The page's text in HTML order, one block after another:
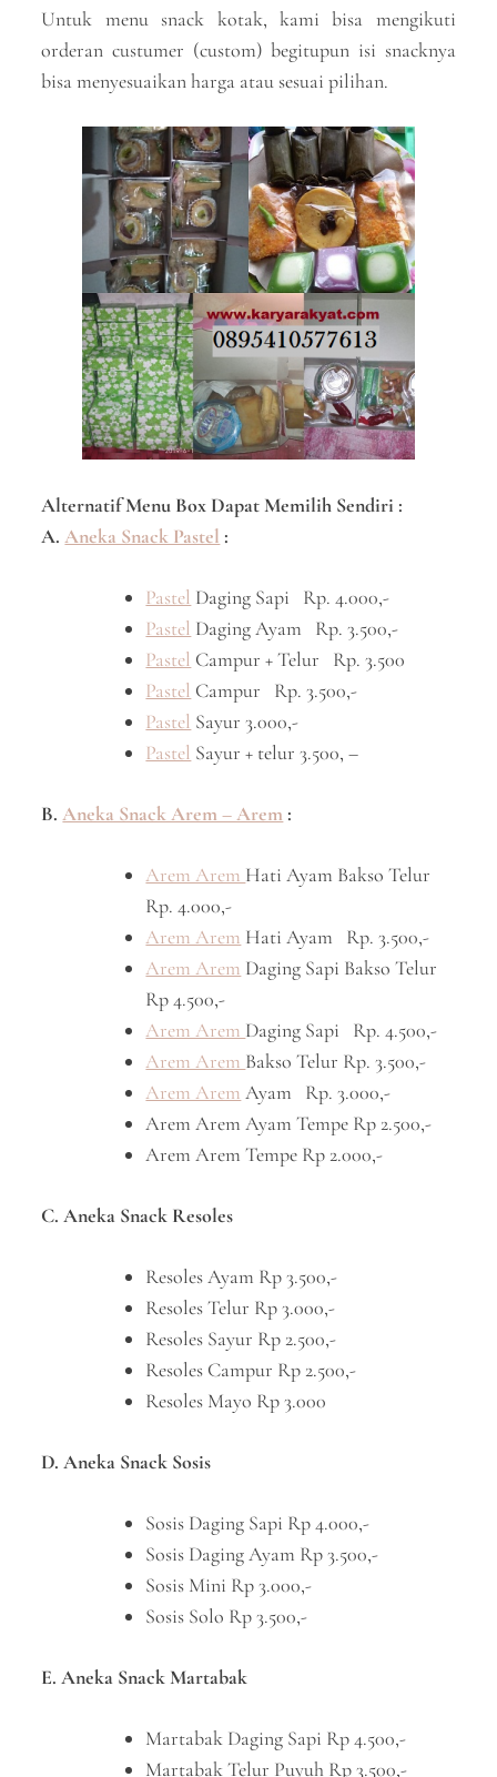
Untuk menu snack kotak, kami bisa mengikuti
orderan custumer (custom) begitupun isi snacknya
bisa menyesuaikan harga atau sesuai pilihan.
Alternatif Menu Box Dapat Memilih Sendiri :
A.Aneka Snack Pastel :
Pastel Daging Sapi Rp. 4.000,-
Pastel Daging Ayam Rp. 3.500,-
Pastel Campur + Telur Rp. 3.500
Pastel Campur Rp. 3.500,-
Pastel Sayur 3.000,-
Pastel Sayur + telur 3.500, –
B.Aneka Snack Arem – Arem :
Arem Arem Hati Ayam Bakso Telur
Rp. 4.000,-
Arem Arem Hati Ayam Rp. 3.500,-
Arem Arem Daging Sapi Bakso Telur
Rp 4.500,-
Arem Arem Daging Sapi Rp. 4.500,-
Arem Arem Bakso Telur Rp. 3.500,-
Arem Arem Ayam Rp. 3.000,-
Arem Arem Ayam Tempe Rp 2.500,-
Arem Arem Tempe Rp 2.000,-
C. Aneka Snack Resoles
Resoles Ayam Rp 3.500,-
Resoles Telur Rp 3.000,-
Resoles Sayur Rp 2.500,-
Resoles Campur Rp 2.500,-
Resoles Mayo Rp 3.000
D. Aneka Snack Sosis
Sosis Daging Sapi Rp 4.000,-
Sosis Daging Ayam Rp 3.500,-
Sosis Mini Rp 3.000,-
Sosis Solo Rp 3.500,-
E. Aneka Snack Martabak
Martabak Daging Sapi Rp 4.500,-
Martabak Telur Puyuh Rp 3.500,-